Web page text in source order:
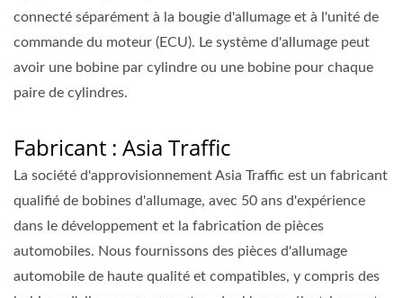
connecté séparément à la bougie d'allumage et à l'unité de
commande du moteur (ECU). Le système d'allumage peut
avoir une bobine par cylindre ou une bobine pour chaque
paire de cylindres.
Fabricant : Asia Traffic
La société d'approvisionnement Asia Traffic est un fabricant
qualifié de bobines d'allumage, avec 50 ans d'expérience
dans le développement et la fabrication de pièces
automobiles. Nous fournissons des pièces d'allumage
automobile de haute qualité et compatibles, y compris des